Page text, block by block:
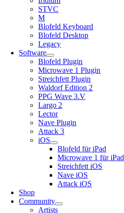
STVC
M
Blofeld Keyboard
Blofeld Desktop
Legacy
Software
Blofeld Plugin
Microwave 1 Plugin
Streichfett Plugin
Waldorf Edition 2
PPG Wave 3.V
Largo 2
Lector
Nave Plugin
Attack 3
iOS
Blofeld für iPad
Microwave 1 für iPad
Streichfett iOS
Nave iOS
Attack iOS
Shop
Community
Artists